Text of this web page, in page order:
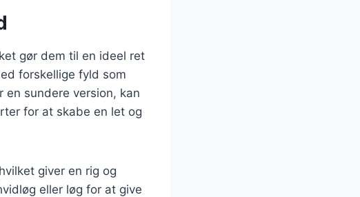
gør dem til en ideel ret
forskellige fyld som
en sundere version, kan
for at skabe en let og
giver en rig og
eller løg for at give